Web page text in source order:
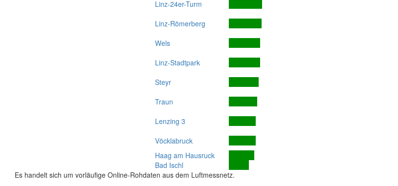
Linz-24er-Turm
Linz-Römerberg
Wels
Linz-Stadtpark
Steyr
Traun
Lenzing 3
Vöcklabruck
Haag am Hausruck
Bad Ischl
Es handelt sich um vorläufige Online-Rohdaten aus dem Luftmessnetz.